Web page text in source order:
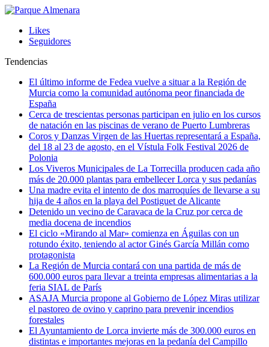
Likes
Seguidores
Tendencias
El último informe de Fedea vuelve a situar a la Región de
Murcia como la comunidad autónoma peor financiada de
España
Cerca de trescientas personas participan en julio en los cursos
de natación en las piscinas de verano de Puerto Lumbreras
Coros y Danzas Virgen de las Huertas representará a España,
del 18 al 23 de agosto, en el Vístula Folk Festival 2026 de
Polonia
Los Viveros Municipales de La Torrecilla producen cada año
más de 20.000 plantas para embellecer Lorca y sus pedanías
Una madre evita el intento de dos marroquíes de llevarse a su
hija de 4 años en la playa del Postiguet de Alicante
Detenido un vecino de Caravaca de la Cruz por cerca de
media docena de incendios
El ciclo «Mirando al Mar» comienza en Águilas con un
rotundo éxito, teniendo al actor Ginés García Millán como
protagonista
La Región de Murcia contará con una partida de más de
600.000 euros para llevar a treinta empresas alimentarias a la
feria SIAL de París
ASAJA Murcia propone al Gobierno de López Miras utilizar
el pastoreo de ovino y caprino para prevenir incendios
forestales
El Ayuntamiento de Lorca invierte más de 300.000 euros en
distintas e importantes mejoras en la pedanía del Campillo